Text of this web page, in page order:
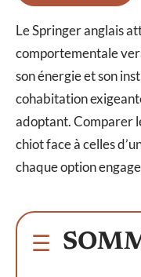
Le Springer anglais
comportementale
son énergie et son
cohabitation
adoptant. Comparer
chiot face à celles
chaque option